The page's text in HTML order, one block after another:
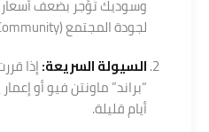
وسوديك تُؤجر بضعف أسعار
لجودة المجتمع (Community).
السيولة السريعة:إذا
“براند” ماونتن فيو أو
أيام قليلة.